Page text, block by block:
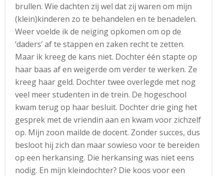
brullen. Wie dachten zij wel dat zij waren om mijn
(klein)kinderen zo te behandelen en te benadelen.
Weer voelde ik de neiging opkomen om op de
‘daders’ af te stappen en zaken recht te zetten.
Maar ik kreeg de kans niet. Dochter één stapte op
haar baas af en weigerde om verder te werken. Ze
kreeg haar geld. Dochter twee overlegde met nog
veel meer studenten in de trein. De hogeschool
kwam terug op haar besluit. Dochter drie ging het
gesprek met de vriendin aan en kwam voor zichzelf
op. Mijn zoon mailde de docent. Zonder succes, dus
besloot hij zich dan maar sowieso voor te bereiden
op een herkansing. Die herkansing was niet eens
nodig. En mijn kleindochter? Die koos voor een